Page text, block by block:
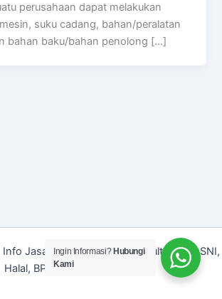
perusahaan dapat melakukan
suku cadang, bahan/peralatan
bahan baku/bahan penolong […]
Jasa | Layanan Jasa Konsultan ISO, SNI,
Halal, BPOM dan Merek]
Ingin Informasi? Hubungi
Kami